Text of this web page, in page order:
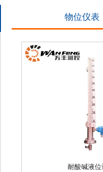
物位仪表
耐酸碱液位